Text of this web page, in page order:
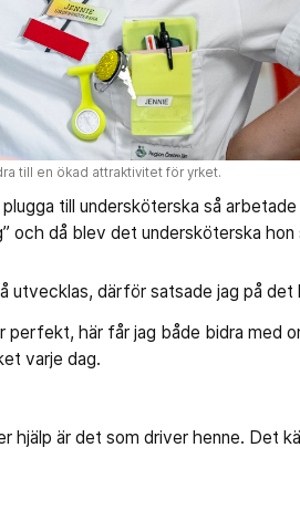
till en ökad attraktivitet för yrket.
till undersköterska så
och då blev det undersköterska hon
därför satsade jag på det
perfekt, här får jag både bidra med
varje dag.
är det som driver henne. Det